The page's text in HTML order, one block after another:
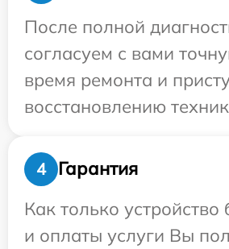
После полной
согласуем с вами
время ремонта и
восстановлению
4
Гарантия
Как только устройство
и оплаты услуги Вы